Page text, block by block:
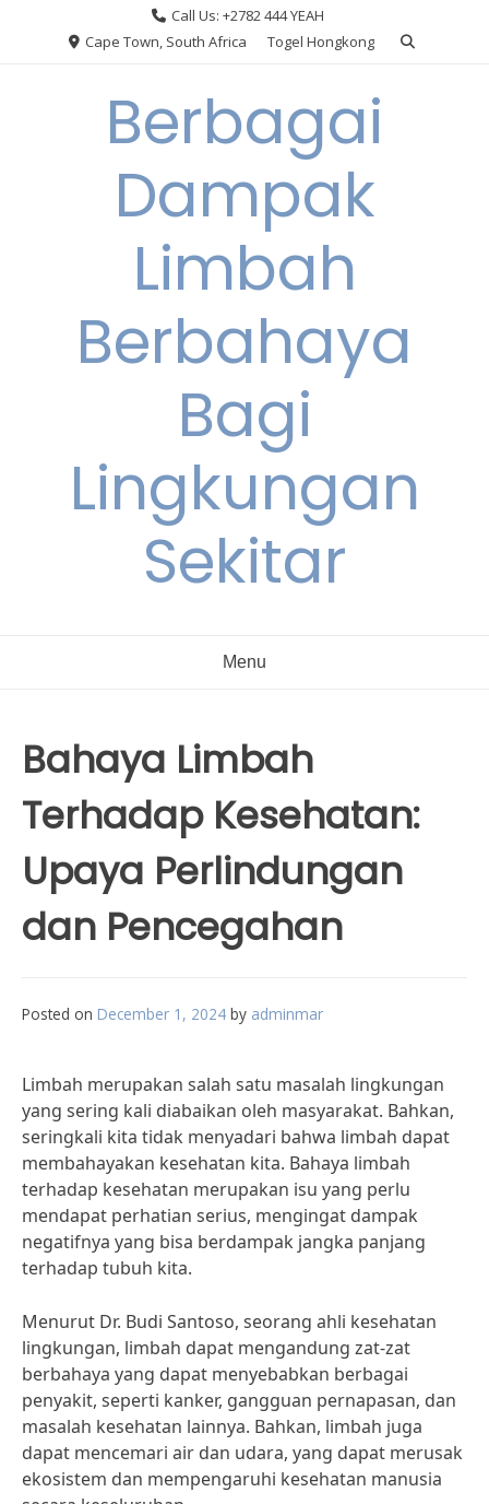
Call Us: +2782 444 YEAH
Cape Town, South Africa
Togel Hongkong
Berbagai
Dampak
Limbah
Berbahaya
Bagi
Lingkungan
Sekitar
Menu
Bahaya Limbah
Terhadap Kesehatan:
Upaya Perlindungan
dan Pencegahan
Posted on December 1, 2024 by adminmar
Limbah merupakan salah satu masalah lingkungan
yang sering kali diabaikan oleh masyarakat. Bahkan,
seringkali kita tidak menyadari bahwa limbah dapat
membahayakan kesehatan kita. Bahaya limbah
terhadap kesehatan merupakan isu yang perlu
mendapat perhatian serius, mengingat dampak
negatifnya yang bisa berdampak jangka panjang
terhadap tubuh kita.
Menurut Dr. Budi Santoso, seorang ahli kesehatan
lingkungan, limbah dapat mengandung zat-zat
berbahaya yang dapat menyebabkan berbagai
penyakit, seperti kanker, gangguan pernapasan, dan
masalah kesehatan lainnya. Bahkan, limbah juga
dapat mencemari air dan udara, yang dapat merusak
ekosistem dan mempengaruhi kesehatan manusia